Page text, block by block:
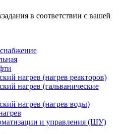
в соответствии с вашей
нагрев (нагрев реакторов)
нагрев (гальванические
нагрев (нагрев воды)
и управления (ШУ)